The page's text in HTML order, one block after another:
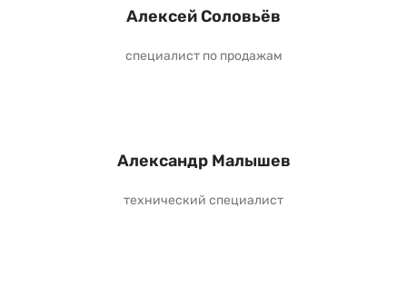
Алексей Соловьёв
специалист по продажам
Александр Малышев
технический специалист